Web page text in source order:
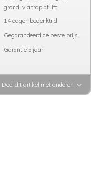
grond, via trap of lift
14 dagen bedenktijd
Gegarandeerd de beste prijs
Garantie 5 jaar
Deel dit artikel met anderen